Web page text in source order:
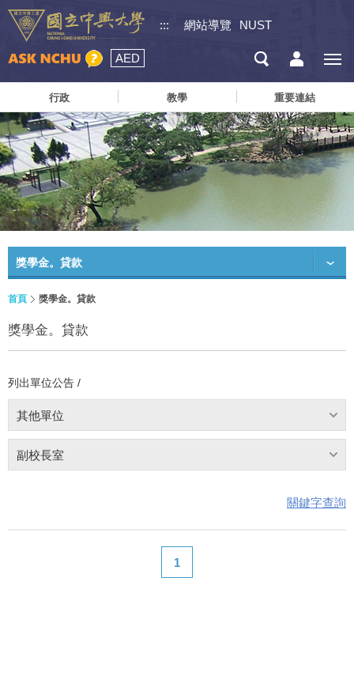
::: 網站導覽 NUST
AED
行政 教學 重要連結
獎學金。貸款
首頁 獎學金。貸款
獎學金。貸款
列出單位公告 /
其他單位
副校長室
關鍵字查詢
1